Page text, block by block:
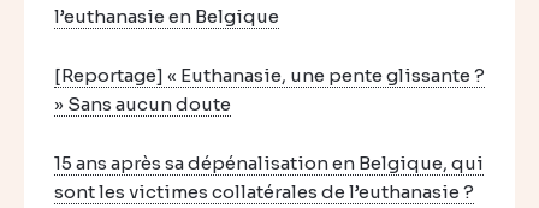
l’euthanasie en Belgique
[Reportage] « Euthanasie, une pente glissante ?
» Sans aucun doute
15 ans après sa dépénalisation en Belgique, qui
sont les victimes collatérales de l’euthanasie ?